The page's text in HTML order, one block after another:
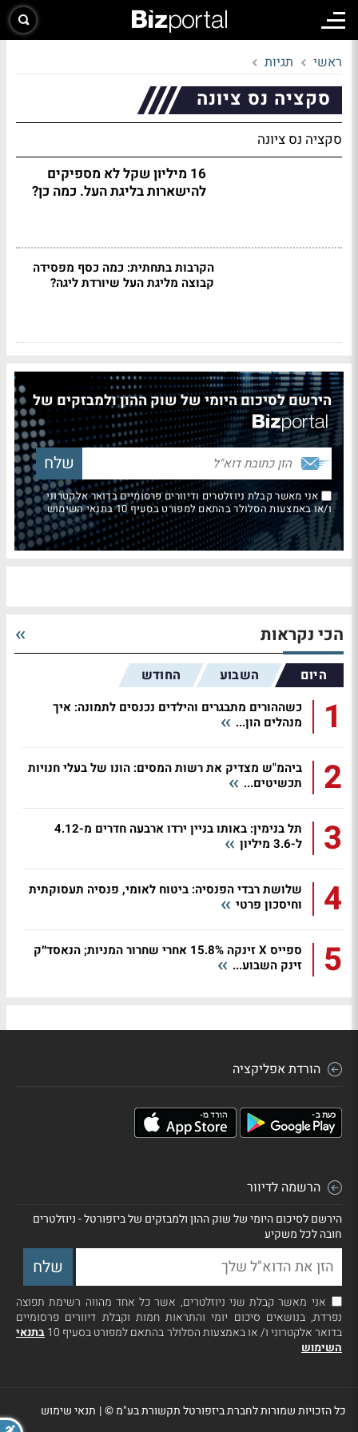
ראשי תגיות
סקציה נס ציונה
סקציה נס ציונה
16 מיליון שקל לא מספיקים
להישארות בליגת העל. כמה כן?
הקרבות בתחתית: כמה כסף מפסידה
קבוצה מליגת העל שיורדת ליגה?
הירשם לסיכום היומי של שוק ההון ולמבזקים של
אני מאשר קבלת ניוזלטרים ודיוורים פרסומיים בדואר אלקטרוני
ו/או באמצעות הסלולר בהתאם למפורט בסעיף 10 בתנאי השימוש
הכי נקראות
היום השבוע החודש
1
כשההורים מתבגרים והילדים נכנסים לתמונה: איך
מנהלים הון...
2
ביהמ"ש מצדיק את רשות המסים: הונו של בעלי חנויות
תכשיטים...
3
תל בנימין: באותו בניין ירדו ארבעה חדרים מ-4.12
ל-3.6 מיליון
4
שלושת רבדי הפנסיה: ביטוח לאומי, פנסיה תעסוקתית
וחיסכון פרטי
5
ספייס X זינקה 15.8% אחרי שחרור המניות; הנאסד״ק
זינק השבוע...
הורדת אפליקציה
הרשמה לדיוור
הירשם לסיכום היומי של שוק ההון ולמבזקים של ביזפורטל - ניוזלטרים
חובה לכל משקיע
אני מאשר קבלת שני ניוזלטרים, אשר כל אחד מהווה רשימת תפוצה
נפרדת, בנושאים סיכום יומי והתראות חמות וקבלת דיוורים פרסומיים
בדואר אלקטרוני ו/ או באמצעות הסלולר בהתאם למפורט בסעיף 10
בתנאי
השימוש
כל הזכויות שמורות לחברת ביזפורטל תקשורת בע"מ ©| תנאי שימוש